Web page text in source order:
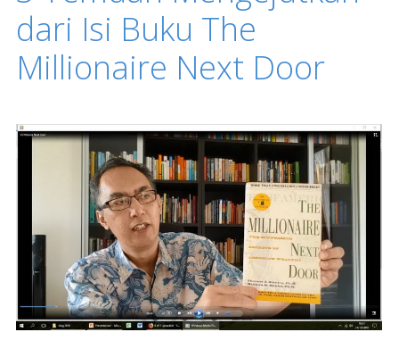
dari Isi Buku The
Millionaire Next Door